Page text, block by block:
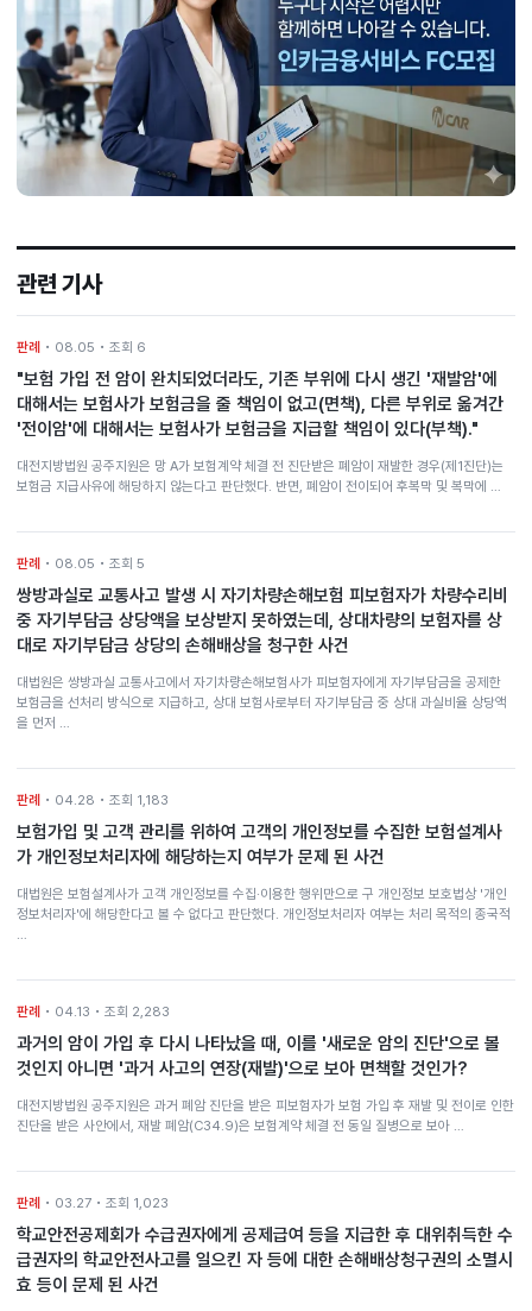
관련 기사
판례 • 08.05 • 조회 6
"보험 가입 전 암이 완치되었더라도, 기존 부위에 다시 생긴 '재발암'에
대해서는 보험사가 보험금을 줄 책임이 없고(면책), 다른 부위로 옮겨간
'전이암'에 대해서는 보험사가 보험금을 지급할 책임이 있다(부책)."
대전지방법원 공주지원은 망 A가 보험계약 체결 전 진단받은 폐암이 재발한 경우(제1진단)는
보험금 지급사유에 해당하지 않는다고 판단했다. 반면, 폐암이 전이되어 후복막 및 복막에 …
판례 • 08.05 • 조회 5
쌍방과실로 교통사고 발생 시 자기차량손해보험 피보험자가 차량수리비
중 자기부담금 상당액을 보상받지 못하였는데, 상대차량의 보험자를 상
대로 자기부담금 상당의 손해배상을 청구한 사건
대법원은 쌍방과실 교통사고에서 자기차량손해보험사가 피보험자에게 자기부담금을 공제한
보험금을 선처리 방식으로 지급하고, 상대 보험사로부터 자기부담금 중 상대 과실비율 상당액
을 먼저 …
판례 • 04.28 • 조회 1,183
보험가입 및 고객 관리를 위하여 고객의 개인정보를 수집한 보험설계사
가 개인정보처리자에 해당하는지 여부가 문제 된 사건
대법원은 보험설계사가 고객 개인정보를 수집·이용한 행위만으로 구 개인정보 보호법상 '개인
정보처리자'에 해당한다고 볼 수 없다고 판단했다. 개인정보처리자 여부는 처리 목적의 종국적
판례 • 04.13 • 조회 2,283
과거의 암이 가입 후 다시 나타났을 때, 이를 '새로운 암의 진단'으로 볼
것인지 아니면 '과거 사고의 연장(재발)'으로 보아 면책할 것인가?
대전지방법원 공주지원은 과거 폐암 진단을 받은 피보험자가 보험 가입 후 재발 및 전이로 인한
진단을 받은 사안에서, 재발 폐암(C34.9)은 보험계약 체결 전 동일 질병으로 보아 …
판례 • 03.27 • 조회 1,023
학교안전공제회가 수급권자에게 공제급여 등을 지급한 후 대위취득한 수
급권자의 학교안전사고를 일으킨 자 등에 대한 손해배상청구권의 소멸시
효 등이 문제 된 사건